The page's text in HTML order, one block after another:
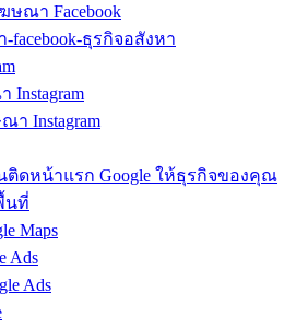
ษณา Facebook
ธุรกิจอสังหา
Instagram
ติดหน้าแรก Google ให้ธุรกิจของคุณ
นที่
Maps
Ads
Ads